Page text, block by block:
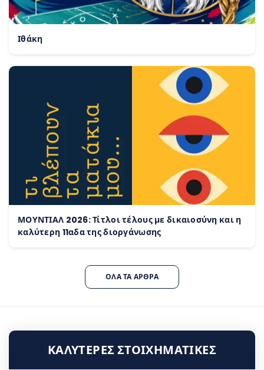
Ιθάκη
ΜΟΥΝΤΙΑΛ 2026: Τίτλοι τέλους με δικαιοσύνη και η
καλύτερη 11αδα της διοργάνωσης
ΌΛΑ ΤΑ ΆΡΘΡΑ
ΚΑΛΎΤΕΡΕΣ ΣΤΟΙΧΗΜΑΤΙΚΈΣ